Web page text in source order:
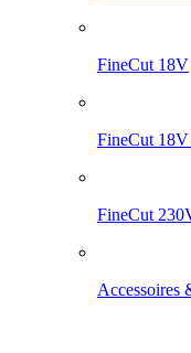
FineCut 18V
FineCut 18V
FineCut
Accessoires